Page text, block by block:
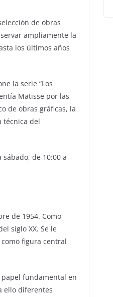
de obras
ampliamente la
los últimos años
la serie “Los
Matisse por las
de obras gráficas, la
técnica del
de 10:00 a
de 1954. Como
siglo XX. Se le
figura central
fundamental en
ello diferentes